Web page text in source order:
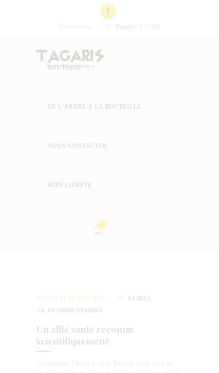
Événements Panier: 0.00€
BOUTIQUE
DE L’ARBRE À LA BOUTEILLE
NOUS CONTACTER
MON COMPTE
0
AJOUTÉ LE 12 JUIN 2025
LIKES
COMMENTAIRES
Un allié santé reconnu
scientifiquement
Consommer l’huile d’olive Tagaris, c’est faire un